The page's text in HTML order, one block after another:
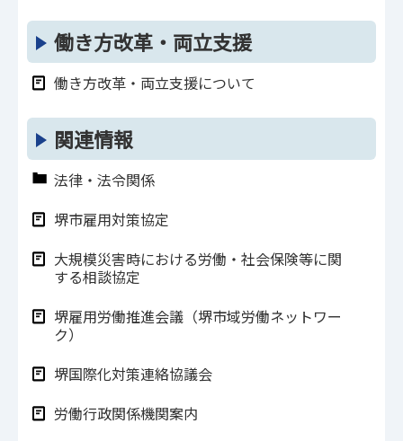
働き方改革・両立支援
働き方改革・両立支援について
関連情報
法律・法令関係
堺市雇用対策協定
大規模災害時における労働・社会保険等に関
する相談協定
堺雇用労働推進会議（堺市域労働ネットワー
ク）
堺国際化対策連絡協議会
労働行政関係機関案内